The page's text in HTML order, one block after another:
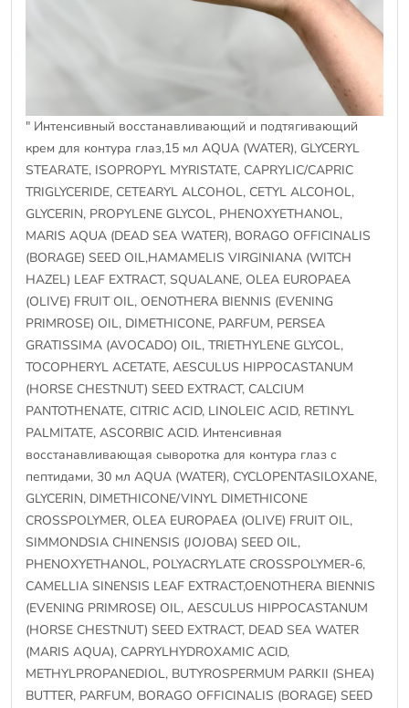
" Интенсивный восстанавливающий и подтягивающий
крем для контура глаз,15 мл AQUA (WATER), GLYCERYL
STEARATE, ISOPROPYL MYRISTATE, CAPRYLIC/CAPRIC
TRIGLYCERIDE, CETEARYL ALCOHOL, CETYL ALCOHOL,
GLYCERIN, PROPYLENE GLYCOL, PHENOXYETHANOL,
MARIS AQUA (DEAD SEA WATER), BORAGO OFFICINALIS
(BORAGE) SEED OIL,HAMAMELIS VIRGINIANA (WITCH
HAZEL) LEAF EXTRACT, SQUALANE, OLEA EUROPAEA
(OLIVE) FRUIT OIL, OENOTHERA BIENNIS (EVENING
PRIMROSE) OIL, DIMETHICONE, PARFUM, PERSEA
GRATISSIMA (AVOCADO) OIL, TRIETHYLENE GLYCOL,
TOCOPHERYL ACETATE, AESCULUS HIPPOCASTANUM
(HORSE CHESTNUT) SEED EXTRACT, CALCIUM
PANTOTHENATE, CITRIC ACID, LINOLEIC ACID, RETINYL
PALMITATE, ASCORBIC ACID. Интенсивная
восстанавливающая сыворотка для контура глаз с
пептидами, 30 мл AQUA (WATER), CYCLOPENTASILOXANE,
GLYCERIN, DIMETHICONE/VINYL DIMETHICONE
CROSSPOLYMER, OLEA EUROPAEA (OLIVE) FRUIT OIL,
SIMMONDSIA CHINENSIS (JOJOBA) SEED OIL,
PHENOXYETHANOL, POLYACRYLATE CROSSPOLYMER-6,
CAMELLIA SINENSIS LEAF EXTRACT,OENOTHERA BIENNIS
(EVENING PRIMROSE) OIL, AESCULUS HIPPOCASTANUM
(HORSE CHESTNUT) SEED EXTRACT, DEAD SEA WATER
(MARIS AQUA), CAPRYLHYDROXAMIC ACID,
METHYLPROPANEDIOL, BUTYROSPERMUM PARKII (SHEA)
BUTTER, PARFUM, BORAGO OFFICINALIS (BORAGE) SEED